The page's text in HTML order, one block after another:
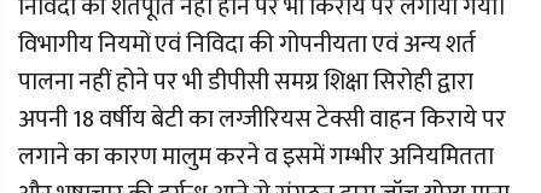
विभागीय नियमों एवं निविदा की गोपनीयता एवं अन्य शर्त
पालना नहीं होने पर भी डीपीसी समग्र शिक्षा सिरोही द्वारा
अपनी 18 वर्षीय बेटी का लग्जीरियस टेक्सी वाहन किराये पर
लगाने का कारण मालुम करने व इसमें गम्भीर अनियमितता